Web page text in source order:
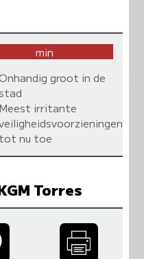
min
groot in de
stad
Meest irritante
tot nu toe
Torres